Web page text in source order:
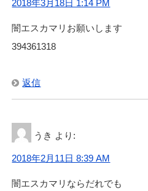
2018年3月18日 1:14 PM
闇エスカマリお願いします
394361318
返信
うき より:
2018年2月11日 8:39 AM
闇エスカマリならだれでも